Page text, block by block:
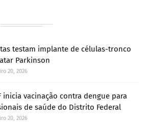
testam implante de células-tronco
Parkinson
20, 2026
inicia vacinação contra dengue para
de saúde do Distrito Federal
20, 2026